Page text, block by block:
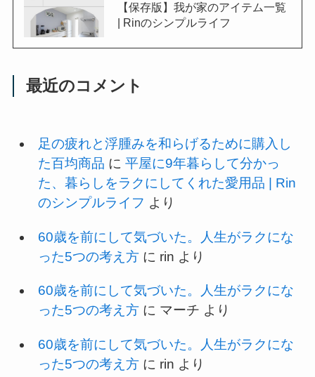
【保存版】我が家のアイテム一覧
| Rinのシンプルライフ
最近のコメント
足の疲れと浮腫みを和らげるために購入し
た百均商品 に平屋に9年暮らして分かっ
た、暮らしをラクにしてくれた愛用品 | Rin
のシンプルライフ より
60歳を前にして気づいた。人生がラクにな
った5つの考え方 に rin より
60歳を前にして気づいた。人生がラクにな
った5つの考え方 に マーチ より
60歳を前にして気づいた。人生がラクにな
った5つの考え方 に rin より